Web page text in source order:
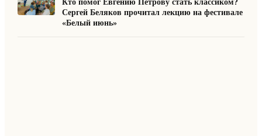
Кто помог Евгению Петрову стать классиком?
Сергей Беляков прочитал лекцию на фестивале
«Белый июнь»